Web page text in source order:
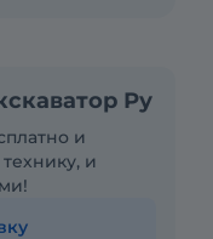
Ру
и
и